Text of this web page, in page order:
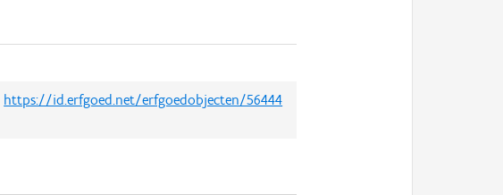
https://id.erfgoed.net/erfgoedobjecten/56444